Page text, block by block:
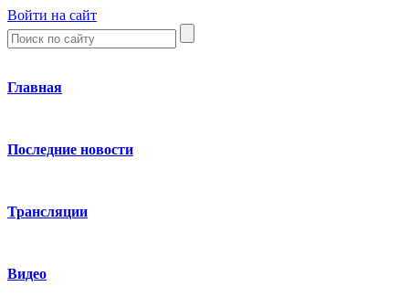
Войти на сайт
Главная
Последние новости
Трансляции
Видео